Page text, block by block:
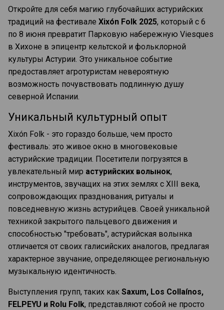
Откройте для себя магию глубочайших астурийских
традиций на фестивале Xixón Folk 2025, который с 6
по 8 июня превратит Парковую набережную Viesques
в Хихоне в эпицентр кельтской и фольклорной
культуры Астурии. Это уникальное событие
предоставляет агротуристам невероятную
возможность почувствовать подлинную душу
северной Испании.
Уникальный культурный опыт
Xixón Folk - это гораздо больше, чем просто
фестиваль: это живое окно в многовековые
астурийские традиции. Посетители погрузятся в
увлекательный мир астурийских волынок,
инструментов, звучащих на этих землях с XIII века,
сопровождающих празднования, ритуалы и
повседневную жизнь астурийцев. Своей уникальной
техникой закрытого пальцевого движения и
способностью "требовать", астурийская волынка
отличается от своих галисийских аналогов, предлагая
характерное звучание, определяющее региональную
музыкальную идентичность.
Выступления групп, таких как Saxum, Los Collaínos,
FELPEYU и Rolu Folk, представляют собой не просто